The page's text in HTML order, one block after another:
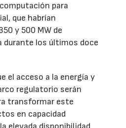
para
que habrían
y 500 MW de
durante los últimos doce
el acceso a la energía y
regulatorio serán
transformar este
en capacidad